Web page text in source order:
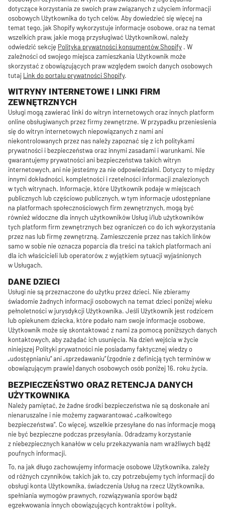
dotyczące korzystania ze swoich praw związanych z użyciem informacji
osobowych Użytkownika do tych celów. Aby dowiedzieć się więcej na
temat tego, jak Shopify wykorzystuje informacje osobowe, oraz na temat
wszelkich praw, jakie mogą przysługiwać Użytkownikowi, należy
odwiedzić sekcję Polityka prywatności konsumentów Shopify . W
zależności od swojego miejsca zamieszkania Użytkownik może
skorzystać z obowiązujących praw względem swoich danych osobowych
tutaj Link do portalu prywatności Shopify.
WITRYNY INTERNETOWE I LINKI FIRM
ZEWNĘTRZNYCH
Usługi mogą zawierać linki do witryn internetowych oraz innych platform
online obsługiwanych przez firmy zewnętrzne. W przypadku przeniesienia
się do witryn internetowych niepowiązanych z nami ani
niekontrolowanych przez nas należy zapoznać się z ich politykami
prywatności i bezpieczeństwa oraz innymi zasadami i warunkami. Nie
gwarantujemy prywatności ani bezpieczeństwa takich witryn
internetowych, ani nie jesteśmy za nie odpowiedzialni. Dotyczy to między
innymi dokładności, kompletności i rzetelności informacji znalezionych
w tych witrynach. Informacje, które Użytkownik podaje w miejscach
publicznych lub częściowo publicznych, w tym informacje udostępniane
na platformach społecznościowych firm zewnętrznych, mogą być
również widoczne dla innych użytkowników Usług i/lub użytkowników
tych platform firm zewnętrznych bez ograniczeń co do ich wykorzystania
przez nas lub firmę zewnętrzną. Zamieszczenie przez nas takich linków
samo w sobie nie oznacza poparcia dla treści na takich platformach ani
dla ich właścicieli lub operatorów, z wyjątkiem sytuacji wyjaśnionych
w Usługach.
DANE DZIECI
Usługi nie są przeznaczone do użytku przez dzieci. Nie zbieramy
świadomie żadnych informacji osobowych na temat dzieci poniżej wieku
pełnoletności w jurysdykcji Użytkownika. Jeśli Użytkownik jest rodzicem
lub opiekunem dziecka, które podało nam swoje informacje osobowe,
Użytkownik może się skontaktować z nami za pomocą poniższych danych
kontaktowych, aby zażądać ich usunięcia. Na dzień wejścia w życie
niniejszej Polityki prywatności nie posiadamy faktycznej wiedzy o
„udostępnianiu” ani „sprzedawaniu” (zgodnie z definicją tych terminów w
obowiązującym prawie) danych osobowych osób poniżej 16. roku życia.
BEZPIECZEŃSTWO ORAZ RETENCJA DANYCH
UŻYTKOWNIKA
Należy pamiętać, że żadne środki bezpieczeństwa nie są doskonałe ani
nienaruszalne i nie możemy zagwarantować „całkowitego
bezpieczeństwa”. Co więcej, wszelkie przesyłane do nas informacje mogą
nie być bezpieczne podczas przesyłania. Odradzamy korzystanie
z niebezpiecznych kanałów w celu przekazywania nam wrażliwych bądź
poufnych informacji.
To, na jak długo zachowujemy informacje osobowe Użytkownika, zależy
od różnych czynników, takich jak to, czy potrzebujemy tych informacji do
obsługi konta Użytkownika, świadczenia Usług na rzecz Użytkownika,
spełniania wymogów prawnych, rozwiązywania sporów bądź
egzekwowania innych obowiązujących kontraktów i polityk.